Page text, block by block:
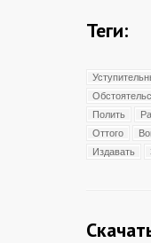
Теги:
Полить
Оттого
Издавать